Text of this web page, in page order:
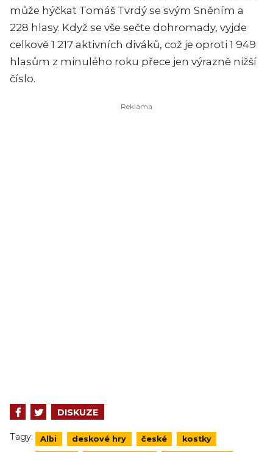
může hýčkat Tomáš Tvrdý se svým Sněním a
228 hlasy. Když se vše sečte dohromady, vyjde
celkově 1 217 aktivních diváků, což je oproti 1 949
hlasům z minulého roku přece jen výrazně nižší
číslo.
DISKUZE
Tagy: Albi deskové hry české kostky